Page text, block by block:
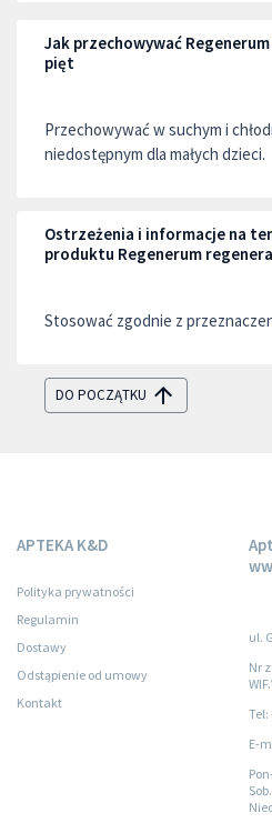
Jak przechowywać
pięt
Przechowywać w suchym i
niedostępnym dla małych dzieci.
Ostrzeżenia i informacje na
produktu Regenerum
Stosować zgodnie z
DO POCZĄTKU
APTEKA K&D
Polityka prywatności
Regulamin
Dostawy
Odstąpienie od umowy
Kontakt
ul.
Nr
Tel:
E-
Sob.